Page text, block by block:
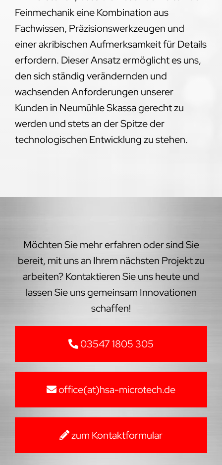
Feinmechanik eine Kombination aus
Fachwissen, Präzisionswerkzeugen und
einer akribischen Aufmerksamkeit für Details
erfordern. Dieser Ansatz ermöglicht es uns,
den sich ständig verändernden und
wachsenden Anforderungen unserer
Kunden in Neumühle Skassa gerecht zu
werden und stets an der Spitze der
technologischen Entwicklung zu stehen.
Möchten Sie mehr erfahren oder sind Sie
bereit, mit uns an Ihrem nächsten Projekt zu
arbeiten? Kontaktieren Sie uns heute und
lassen Sie uns gemeinsam Innovationen
schaffen!
03547 1805 305
office(at)hsa-microtech.de
zum Kontaktformular